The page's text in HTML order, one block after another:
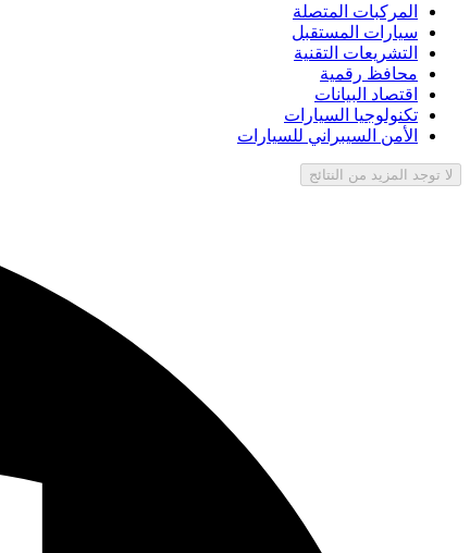
المركبات المتصلة
سيارات المستقبل
التشريعات التقنية
محافظ رقمية
اقتصاد البيانات
تكنولوجيا السيارات
الأمن السيبراني للسيارات
لا توجد المزيد من النتائج